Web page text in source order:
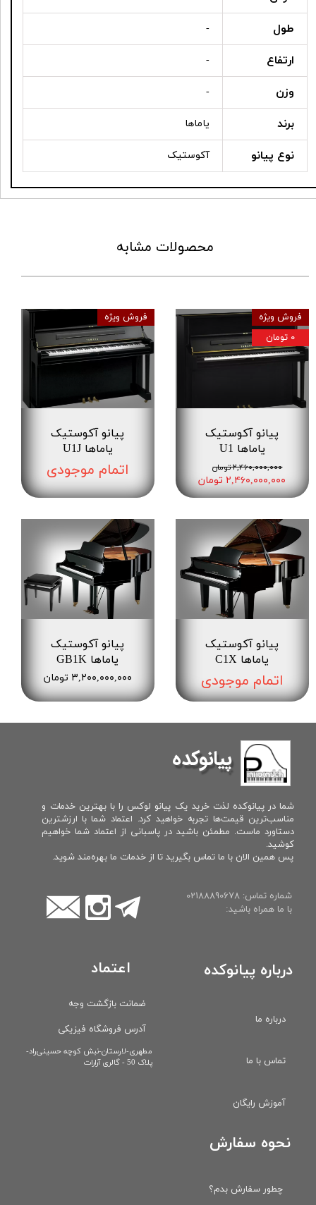
طول -
ارتفاع -
وزن -
برند یاماها
نوع پیانو آکوستیک
محصولات مشابه
پیانو آکوستیک
یاماها U1
۲,۴۶۰,۰۰۰,۰۰۰ تومان
۲,۴۶۰,۰۰۰,۰۰۰ تومان
فروش ویژه
۰ تومان
پیانو آکوستیک
یاماها U1J
اتمام موجودی
فروش ویژه
پیانو آکوستیک
یاماها C1X
اتمام موجودی
پیانو آکوستیک
یاماها GB1K
۳,۲۰۰,۰۰۰,۰۰۰ تومان
شما در پیانوکده لذت خرید یک پیانو لوکس را با بهترین خدمات و
مناسب‌ترین قیمت‌ها تجربه خواهید کرد. اعتماد شما با ارزشترین
دستاورد ماست. مطمئن باشید در پاسبانی از اعتماد شما خواهیم
کوشید.
پس همین الان با ما تماس بگیرید تا از خدمات ما بهره‌مند شوید.
شماره تماس: 02188890678
با ما همراه باشید:
پیانوکده
نحوه سفارش
چطور سفارش بدم؟
اعتماد
ضمانت بازگشت وجه
آدرس فروشگاه فیزیکی
​مطهری-لارستان-نبش کوچه حسینی‌راد-
پلاک 50 - گالری آرارات
درباره پیانوکده
درباره ما
تماس با ما
آموزش رایگان